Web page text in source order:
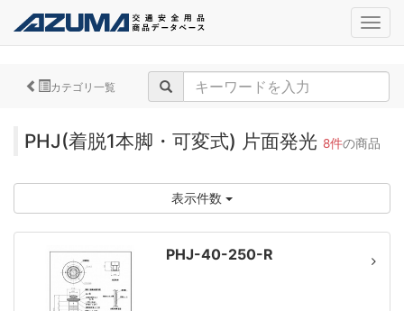
カテゴリ一覧
PHJ(着脱1本脚・可変式) 片面発光 8件の商品
表示件数
PHJ-40-250-R